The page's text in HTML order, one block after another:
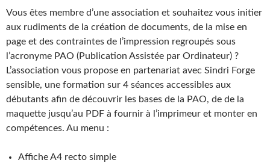
Vous êtes membre d’une association et souhaitez vous initier
aux rudiments de la création de documents, de la mise en
page et des contraintes de l’impression regroupés sous
l’acronyme PAO (Publication Assistée par Ordinateur) ?
L’association vous propose en partenariat avec Sindri Forge
sensible, une formation sur 4 séances accessibles aux
débutants afin de découvrir les bases de la PAO, de de la
maquette jusqu’au PDF à fournir à l’imprimeur et monter en
compétences. Au menu :
Affiche A4 recto simple